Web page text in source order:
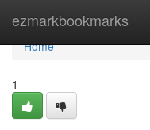
ezmarkbookmarks
Home
Home
1